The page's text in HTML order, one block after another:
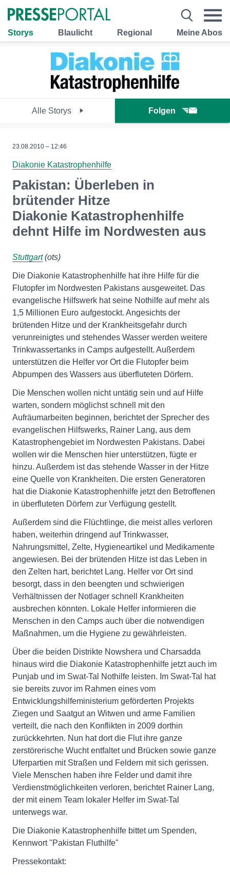
Storys Blaulicht Regional Meine Abos
Alle Storys Folgen
23.08.2010 – 12:46
Diakonie Katastrophenhilfe
Pakistan: Überleben in
brütender Hitze
Diakonie Katastrophenhilfe
dehnt Hilfe im Nordwesten aus
Stuttgart(ots)
Die Diakonie Katastrophenhilfe hat ihre Hilfe für die
Flutopfer im Nordwesten Pakistans ausgeweitet. Das
evangelische Hilfswerk hat seine Nothilfe auf mehr als
1,5 Millionen Euro aufgestockt. Angesichts der
brütenden Hitze und der Krankheitsgefahr durch
verunreinigtes und stehendes Wasser werden weitere
Trinkwassertanks in Camps aufgestellt. Außerdem
unterstützen die Helfer vor Ort die Flutopfer beim
Abpumpen des Wassers aus überfluteten Dörfern.
Die Menschen wollen nicht untätig sein und auf Hilfe
warten, sondern möglichst schnell mit den
Aufräumarbeiten beginnen, berichtet der Sprecher des
evangelischen Hilfswerks, Rainer Lang, aus dem
Katastrophengebiet im Nordwesten Pakistans. Dabei
wollen wir die Menschen hier unterstützen, fügte er
hinzu. Außerdem ist das stehende Wasser in der Hitze
eine Quelle von Krankheiten. Die ersten Generatoren
hat die Diakonie Katastrophenhilfe jetzt den Betroffenen
in überfluteten Dörfern zur Verfügung gestellt.
Außerdem sind die Flüchtlinge, die meist alles verloren
haben, weiterhin dringend auf Trinkwasser,
Nahrungsmittel, Zelte, Hygieneartikel und Medikamente
angewiesen. Bei der brütenden Hitze ist das Leben in
den Zelten hart, berichtet Lang. Helfer vor Ort sind
besorgt, dass in den beengten und schwierigen
Verhältnissen der Notlager schnell Krankheiten
ausbrechen könnten. Lokale Helfer informieren die
Menschen in den Camps auch über die notwendigen
Maßnahmen, um die Hygiene zu gewährleisten.
Über die beiden Distrikte Nowshera und Charsadda
hinaus wird die Diakonie Katastrophenhilfe jetzt auch im
Punjab und im Swat-Tal Nothilfe leisten. Im Swat-Tal hat
sie bereits zuvor im Rahmen eines vom
Entwicklungshilfeministerium geförderten Projekts
Ziegen und Saatgut an Witwen und arme Familien
verteilt, die nach den Konflikten in 2009 dorthin
zurückkehrten. Nun hat dort die Flut ihre ganze
zerstörerische Wucht entfaltet und Brücken sowie ganze
Uferpartien mit Straßen und Feldern mit sich gerissen.
Viele Menschen haben ihre Felder und damit ihre
Verdienstmöglichkeiten verloren, berichtet Rainer Lang,
der mit einem Team lokaler Helfer im Swat-Tal
unterwegs war.
Die Diakonie Katastrophenhilfe bittet um Spenden,
Kennwort "Pakistan Fluthilfe"
Pressekontakt: